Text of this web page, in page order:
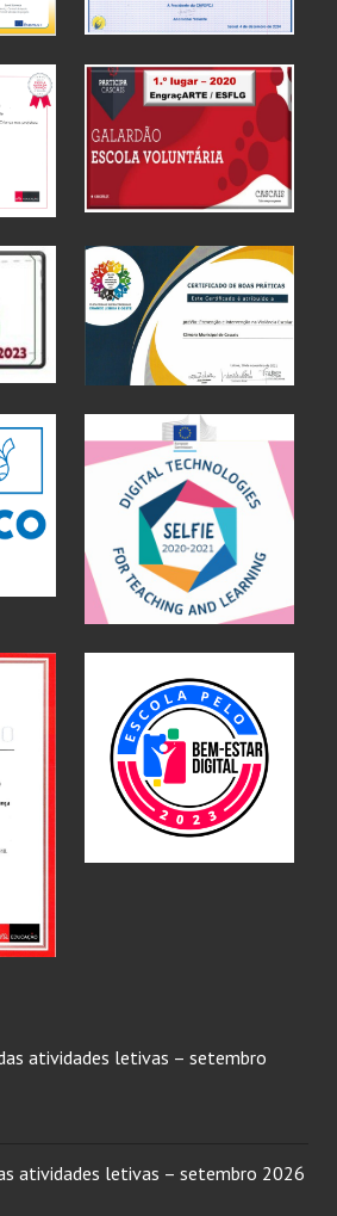
atividades letivas – setembro
atividades letivas – setembro 2026